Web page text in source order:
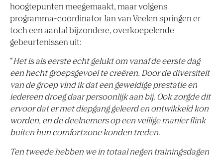
hoogtepunten meegemaakt, maar volgens
programma-coördinator Jan van Veelen springen er
toch een aantal bijzondere, overkoepelende
gebeurtenissen uit:
“Het is als eerste echt gelukt om vanaf de eerste dag
een hecht groepsgevoel te creëren. Door de diversiteit
van de groep vind ik dat een geweldige prestatie en
iedereen droeg daar persoonlijk aan bij. Ook zorgde dit
ervoor dat er met diepgang geleerd en ontwikkeld kon
worden, en de deelnemers op een veilige manier flink
buiten hun comfortzone konden treden.
Ten tweede hebben we in totaal negen trainingsdagen